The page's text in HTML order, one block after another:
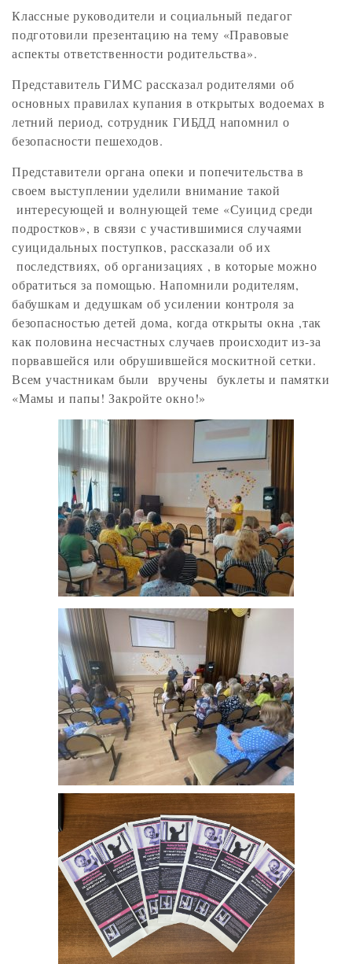
Классные руководители и социальный педагог
подготовили презентацию на тему «Правовые
аспекты ответственности родительства».
Представитель ГИМС рассказал родителями об
основных правилах купания в открытых водоемах в
летний период, сотрудник ГИБДД напомнил о
безопасности пешеходов.
Представители органа опеки и попечительства в
своем выступлении уделили внимание такой
интересующей и волнующей теме «Суицид среди
подростков», в связи с участившимися случаями
суицидальных поступков, рассказали об их
последствиях, об организациях , в которые можно
обратиться за помощью. Напомнили родителям,
бабушкам и дедушкам об усилении контроля за
безопасностью детей дома, когда открыты окна ,так
как половина несчастных случаев происходит из-за
порвавшейся или обрушившейся москитной сетки.
Всем участникам были вручены буклеты и памятки
«Мамы и папы! Закройте окно!»